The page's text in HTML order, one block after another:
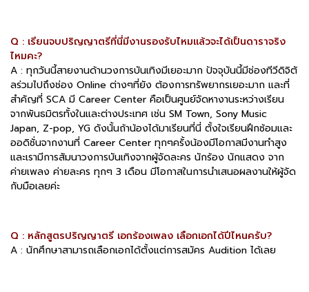
Q : เรียนจบปริญญาตรีที่นี่มีงานรองรับไหมแล้วจะได้เป็นดาราจริง
ไหมคะ?
A : ทุกวันนี้สายงานด้านวงการบันเทิงมีเยอะมาก ปัจจุบันนี้มีช่องทีวีดิจิตั
ลร่วมไปถึงช่อง Online ต่างๆที่ยัง ต้องการทรัพยากรเยอะมาก และที่
สำคัญที่ SCA มี Career Center คือเป็นศูนย์จัดหางานระหว่างเรียน
จากพันธมิตรทั้งในและต่างประเทศ เช่น SM Town, Sony Music
Japan, Z-pop, YG ดังนั้นถ้าน้องได้มาเรียนที่นี่ ตั้งใจเรียนฝึกซ้อมและ
ออดิชั่นจากงานที่ Career Center ทุกๆครั้งน้องมีโอกาสมีงานทำสูง
และเรามีการสัมนาวงการบันเทิงจากผู้จัดละคร นักร้อง นักแสดง จาก
ค่ายเพลง ค่ายละคร ทุกๆ 3 เดือน มีโอกาสในการนำเสนอผลงานให้ผู้จัด
กับมือเลยค่ะ
Q : หลักสูตรปริญญาตรี เอกร้องเพลง เลือกเอกได้ปีไหนครับ?
A : นักศึกษาสามารถเลือกเอกได้ตั้งแต่การสมัคร Audition ได้เลย